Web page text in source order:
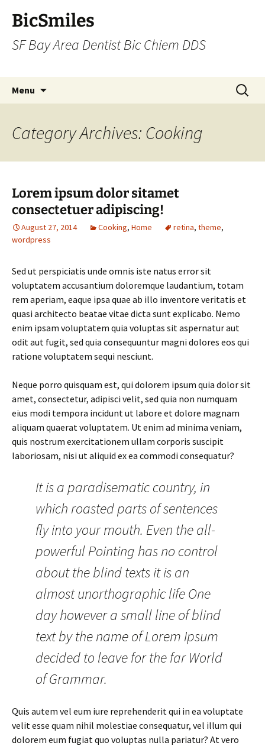
BicSmiles
SF Bay Area Dentist Bic Chiem DDS
Menu
Search
for:
Category Archives: Cooking
Lorem ipsum dolor sitamet
consectetuer adipiscing!
August 27, 2014 Cooking, Home retina, theme,
wordpress
Sed ut perspiciatis unde omnis iste natus error sit
voluptatem accusantium doloremque laudantium, totam
rem aperiam, eaque ipsa quae ab illo inventore veritatis et
quasi architecto beatae vitae dicta sunt explicabo. Nemo
enim ipsam voluptatem quia voluptas sit aspernatur aut
odit aut fugit, sed quia consequuntur magni dolores eos qui
ratione voluptatem sequi nesciunt.
Neque porro quisquam est, qui dolorem ipsum quia dolor sit
amet, consectetur, adipisci velit, sed quia non numquam
eius modi tempora incidunt ut labore et dolore magnam
aliquam quaerat voluptatem. Ut enim ad minima veniam,
quis nostrum exercitationem ullam corporis suscipit
laboriosam, nisi ut aliquid ex ea commodi consequatur?
It is a paradisematic country, in
which roasted parts of sentences
fly into your mouth. Even the all-
powerful Pointing has no control
about the blind texts it is an
almost unorthographic life One
day however a small line of blind
text by the name of Lorem Ipsum
decided to leave for the far World
of Grammar.
Quis autem vel eum iure reprehenderit qui in ea voluptate
velit esse quam nihil molestiae consequatur, vel illum qui
dolorem eum fugiat quo voluptas nulla pariatur? At vero